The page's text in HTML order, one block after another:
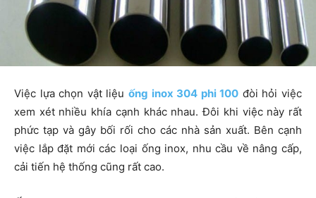
Việc lựa chọn vật liệu ống inox 304 phi 100 đòi hỏi việc
xem xét nhiều khía cạnh khác nhau. Đôi khi việc này rất
phức tạp và gây bối rối cho các nhà sản xuất. Bên cạnh
việc lắp đặt mới các loại ống inox, nhu cầu về nâng cấp,
cải tiến hệ thống cũng rất cao.